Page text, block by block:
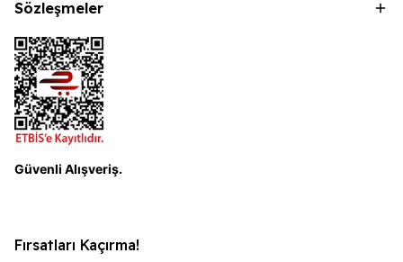
Sözleşmeler
Güvenli Alışveriş.
Fırsatları Kaçırma!